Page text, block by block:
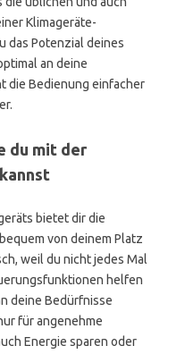
Klimageräte-
das Potenzial deines
an deine
die Bedienung einfacher
du mit der
bietet dir die
von deinem Platz
weil du nicht jedes Mal
helfen
deine Bedürfnisse
für angenehme
Energie sparen oder